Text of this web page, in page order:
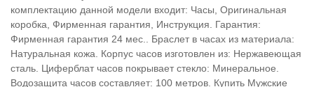
комплектацию данной модели входит: Часы, Оригинальная
коробка, Фирменная гарантия, Инструкция. Гарантия:
Фирменная гарантия 24 мес.. Браслет в часах из материала:
Натуральная кожа. Корпус часов изготовлен из: Нержавеющая
сталь. Циферблат часов покрывает стекло: Минеральное.
Водозащита часов составляет: 100 метров. Купить Мужские